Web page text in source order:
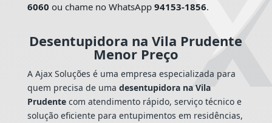
6060 ou chame no WhatsApp 94153-1856.
Desentupidora na Vila Prudente
Menor Preço
A Ajax Soluções é uma empresa especializada para
quem precisa de uma desentupidora na Vila
Prudentecom atendimento rápido, serviço técnico e
solução eficiente para entupimentos em residências,